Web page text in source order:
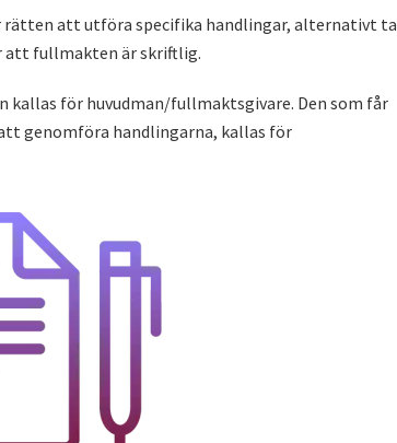
att utföra specifika handlingar, alternativt ta
att fullmakten är skriftlig.
kallas för huvudman/fullmaktsgivare. Den som får
genomföra handlingarna, kallas för